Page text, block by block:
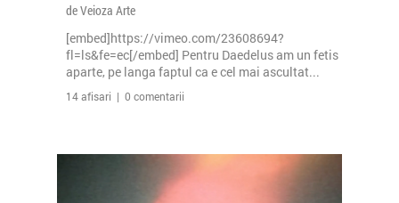
de Veioza Arte
[embed]https://vimeo.com/23608694?
fl=ls&fe=ec[/embed] Pentru Daedelus am un fetis
aparte, pe langa faptul ca e cel mai ascultat...
14 afisari | 0 comentarii